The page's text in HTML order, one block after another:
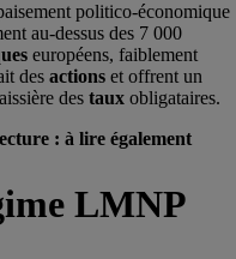
politico-économique
au-dessus des 7 000
européens, faiblement
desactions et offrent un
destaux obligataires.
: à lire également
LMNP